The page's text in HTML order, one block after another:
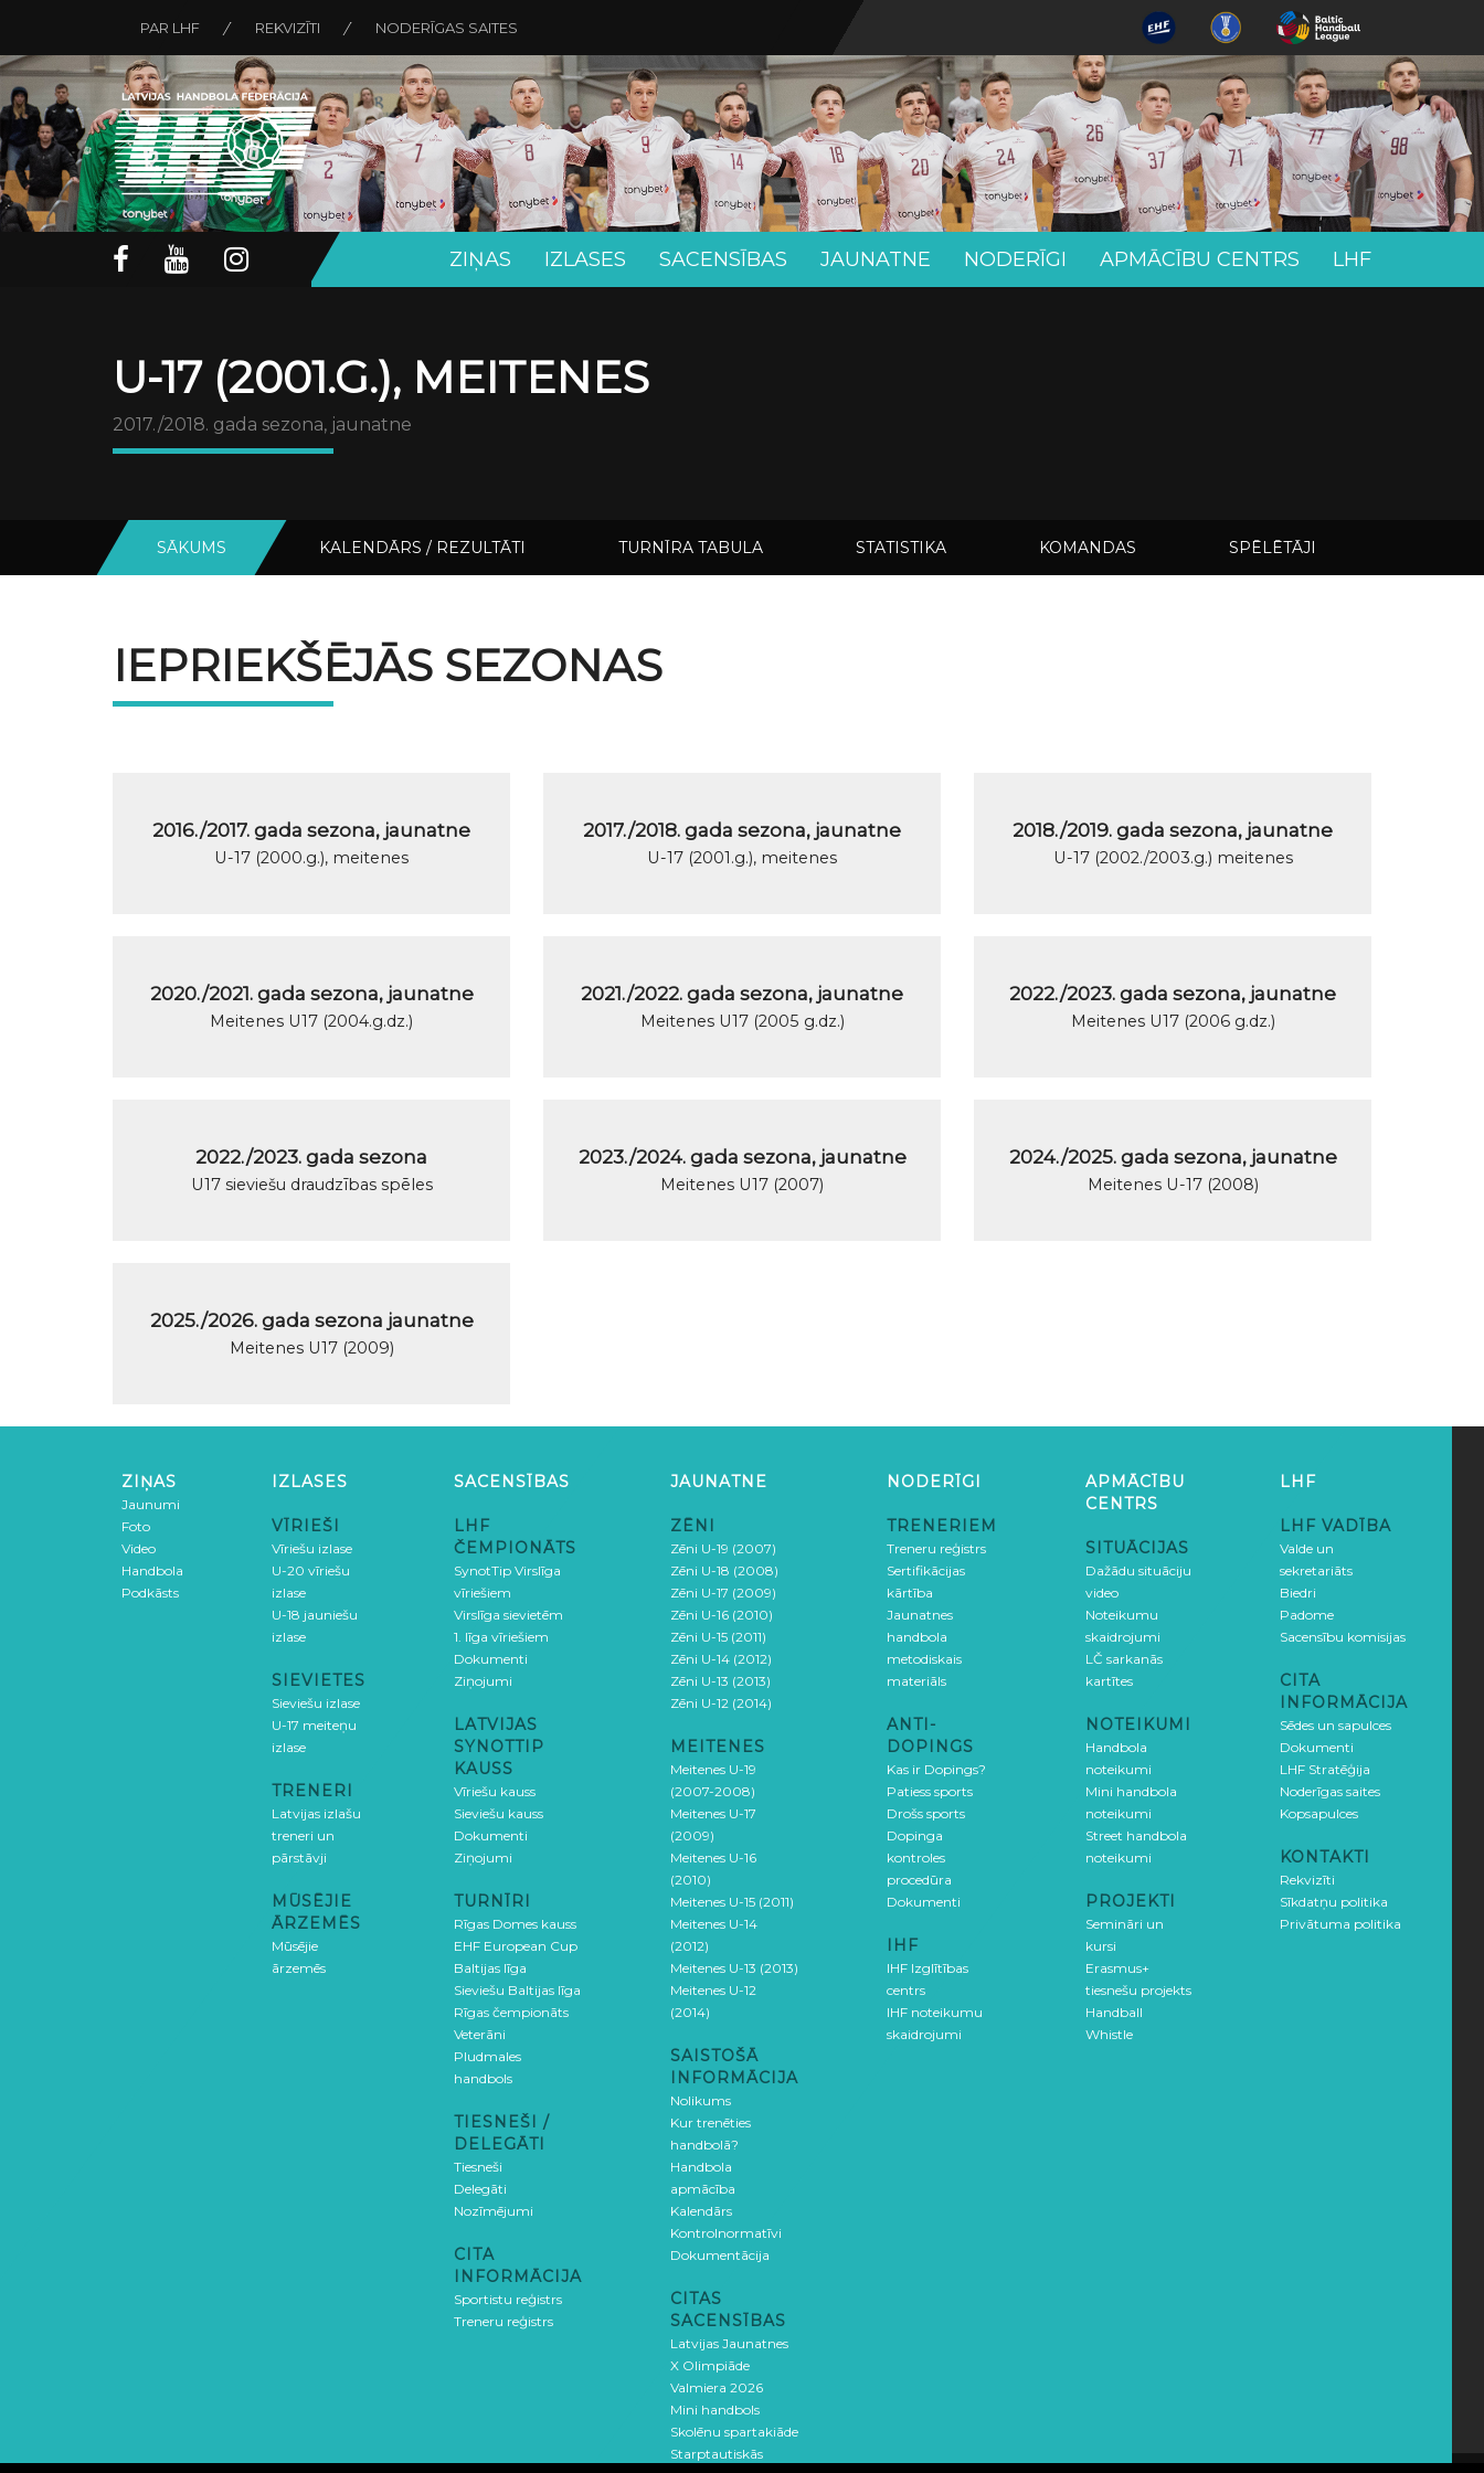
PAR LHF REKVIZĪTI NODERĪGAS SAITES
ZIŅAS IZLASES SACENSĪBAS JAUNATNE NODERĪGI APMĀCĪBU CENTRS LHF
U-17 (2001.G.), MEITENES
2017./2018. gada sezona, jaunatne
SĀKUMS KALENDĀRS / REZULTĀTI TURNĪRA TABULA STATISTIKA KOMANDAS SPĒLĒTĀJI
IEPRIEKŠĒJĀS SEZONAS
2016./2017. gada sezona, jaunatne
U-17 (2000.g.), meitenes
2017./2018. gada sezona, jaunatne
U-17 (2001.g.), meitenes
2018./2019. gada sezona, jaunatne
U-17 (2002./2003.g.) meitenes
2020./2021. gada sezona, jaunatne
Meitenes U17 (2004.g.dz.)
2021./2022. gada sezona, jaunatne
Meitenes U17 (2005 g.dz.)
2022./2023. gada sezona, jaunatne
Meitenes U17 (2006 g.dz.)
2022./2023. gada sezona
U17 sieviešu draudzības spēles
2023./2024. gada sezona, jaunatne
Meitenes U17 (2007)
2024./2025. gada sezona, jaunatne
Meitenes U-17 (2008)
2025./2026. gada sezona jaunatne
Meitenes U17 (2009)
ZIŅAS
Jaunumi
Foto
Video
Handbola
Podkāsts
IZLASES
VĪRIEŠI
Vīriešu izlase
U-20 vīriešu
izlase
U-18 jauniešu
izlase
SIEVIETES
Sieviešu izlase
U-17 meiteņu
izlase
TRENERI
Latvijas izlašu
treneri un
pārstāvji
MŪSĒJIE
ĀRZEMĒS
Mūsējie
ārzemēs
SACENSĪBAS
LHF
ČEMPIONĀTS
SynotTip Virslīga
vīriešiem
Virslīga sievietēm
1. līga vīriešiem
Dokumenti
Ziņojumi
LATVIJAS
SYNOTTIP
KAUSS
Vīriešu kauss
Sieviešu kauss
Dokumenti
Ziņojumi
TURNĪRI
Rīgas Domes kauss
EHF European Cup
Baltijas līga
Sieviešu Baltijas līga
Rīgas čempionāts
Veterāni
Pludmales
handbols
TIESNEŠI /
DELEGĀTI
Tiesneši
Delegāti
Nozīmējumi
CITA
INFORMĀCIJA
Sportistu reģistrs
Treneru reģistrs
JAUNATNE
ZĒNI
Zēni U-19 (2007)
Zēni U-18 (2008)
Zēni U-17 (2009)
Zēni U-16 (2010)
Zēni U-15 (2011)
Zēni U-14 (2012)
Zēni U-13 (2013)
Zēni U-12 (2014)
MEITENES
Meitenes U-19
(2007-2008)
Meitenes U-17
(2009)
Meitenes U-16
(2010)
Meitenes U-15 (2011)
Meitenes U-14
(2012)
Meitenes U-13 (2013)
Meitenes U-12
(2014)
SAISTOŠĀ
INFORMĀCIJA
Nolikums
Kur trenēties
handbolā?
Handbola
apmācība
Kalendārs
Kontrolnormatīvi
Dokumentācija
CITAS
SACENSĪBAS
Latvijas Jaunatnes
X Olimpiāde
Valmiera 2026
Mini handbols
Skolēnu spartakiāde
Starptautiskās
NODERĪGI
TRENERIEM
Treneru reģistrs
Sertifikācijas
kārtība
Jaunatnes
handbola
metodiskais
materiāls
ANTI-
DOPINGS
Kas ir Dopings?
Patiess sports
Drošs sports
Dopinga
kontroles
procedūra
Dokumenti
IHF
IHF Izglītības
centrs
IHF noteikumu
skaidrojumi
APMĀCĪBU
CENTRS
SITUĀCIJAS
Dažādu situāciju
video
Noteikumu
skaidrojumi
LČ sarkanās
kartītes
NOTEIKUMI
Handbola
noteikumi
Mini handbola
noteikumi
Street handbola
noteikumi
PROJEKTI
Semināri un
kursi
Erasmus+
tiesnešu projekts
Handball
Whistle
LHF
LHF VADĪBA
Valde un
sekretariāts
Biedri
Padome
Sacensību komisijas
CITA
INFORMĀCIJA
Sēdes un sapulces
Dokumenti
LHF Stratēģija
Noderīgas saites
Kopsapulces
KONTAKTI
Rekvizīti
Sīkdatņu politika
Privātuma politika